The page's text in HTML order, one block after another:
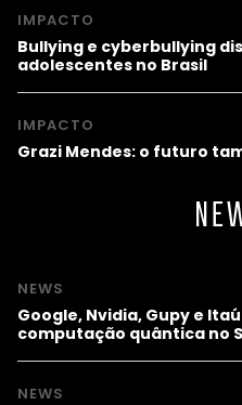
IMPACTO
Bullying e cyberbullying
adolescentes no Brasil
IMPACTO
Grazi Mendes: o futuro
NEWS
Google, Nvidia, Gupy e
computação quântica no
NEWS